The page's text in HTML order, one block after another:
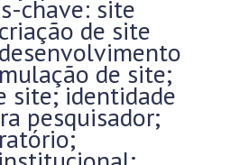
chave: site
de site
de site;
site; identidade
pesquisador;